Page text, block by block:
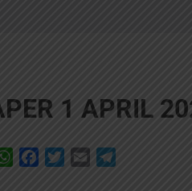
1 APRIL
WhatsAppFacebookTwitterEmail